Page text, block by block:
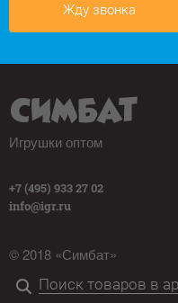
Жду звонка
Игрушки оптом
+7 (495) 933 27 02
info@igr.ru
© 2018 «Симбат»